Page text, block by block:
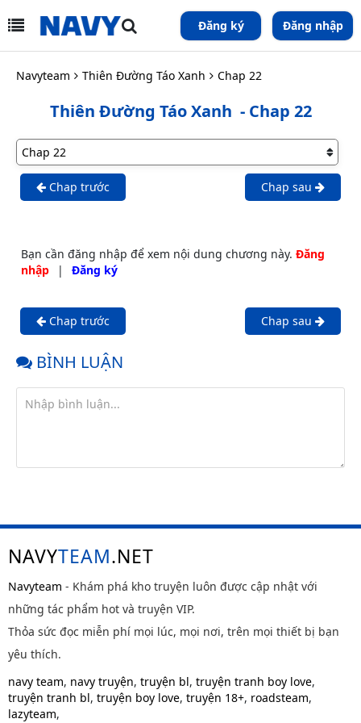
Đăng ký Đăng nhập
Navyteam Thiên Đường Táo Xanh Chap 22
Thiên Đường Táo Xanh - Chap 22
Chap trước Chap sau
Bạn cần đăng nhập để xem nội dung chương này. Đăng
nhập
| Đăng ký
Chap trước Chap sau
BÌNH LUẬN
NAVYTEAM.NET
Navyteam - Khám phá kho truyện luôn được cập nhật với
những tác phẩm hot và truyện VIP.
Thỏa sức đọc miễn phí mọi lúc, mọi nơi, trên mọi thiết bị bạn
yêu thích.
navy team, navy truyện, truyện bl, truyện tranh boy love,
truyện tranh bl, truyện boy love, truyện 18+, roadsteam,
lazyteam,